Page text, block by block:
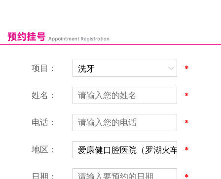
恒乐口腔诊所
富港口腔诊所
营业时间：9:00-18:00
项目： *
姓名： *
电话： *
地区： *
日期： *